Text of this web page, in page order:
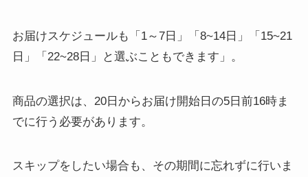
お届けスケジュールも「1～7日」「8~14日」「15~21
日」「22~28日」と選ぶこともできます」。
商品の選択は、20日からお届け開始日の5日前16時ま
でに行う必要があります。
スキップをしたい場合も、その期間に忘れずに行いま